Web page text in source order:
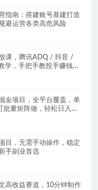
指南：搭建账号基建打造
避运营各类高危风险
课，腾讯ADQ / 抖音 /
学，手把手教投手赚钱变
金项目，全平台覆盖，单
批量矩阵做，轻松日入
目，无需手动操作，稳定
手副业首选
高收益赛道，10分钟制作